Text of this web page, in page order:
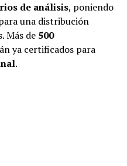
de análisis, poniendo
una distribución
Más de 500
ya certificados para
.